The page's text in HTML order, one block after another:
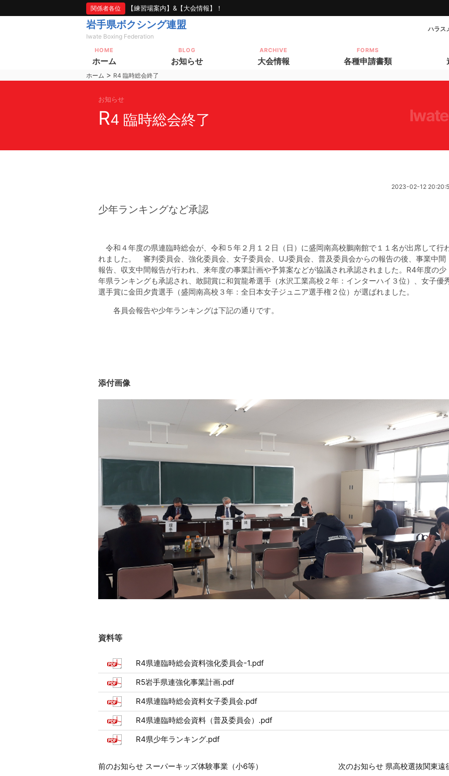
関係者各位 【練習場案内】&【大会情報】！
岩手県ボクシング連盟
Iwate Boxing Federation
ハラス
HOME
ホーム
BLOG
お知らせ
ARCHIVE
大会情報
FORMS
各種申請書類
ホーム > R4 臨時総会終了
お知らせ
R4 臨時総会終了
2023-02-12
少年ランキングなど承認
令和４年度の県連臨時総会が、令和５年２月１２日（日）に盛岡南高校鵬南館で１１名が出席して行
れました。 審判委員会、強化委員会、女子委員会、UJ委員会、普及委員会からの報告の後、事業中間
報告、収支中間報告が行われ、来年度の事業計画や予算案などが協議され承認されました。R4年度の少
年県ランキングも承認され、敢闘賞に和賀龍希選手（水沢工業高校２年：インターハイ３位）、女子優
選手賞に金田夕貴選手（盛岡南高校３年：全日本女子ジュニア選手権２位）が選ばれました。
各員会報告や少年ランキングは下記の通りです。
添付画像
資料等
R4県連臨時総会資料強化委員会-1.pdf
R5岩手県連強化事業計画.pdf
R4県連臨時総会資料女子委員会.pdf
R4県連臨時総会資料（普及委員会）.pdf
R4県少年ランキング.pdf
後
前のお知らせ スーパーキッズ体験事業（小6等） 次のお知らせ 県高校選抜関東遠